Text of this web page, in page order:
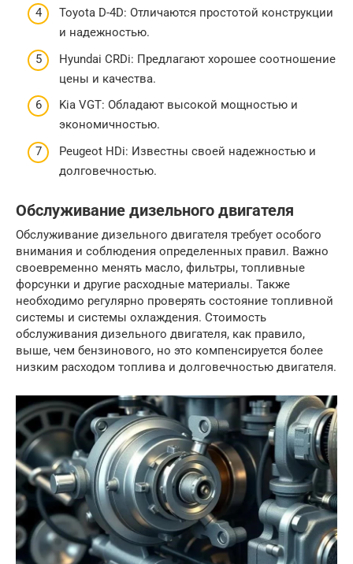
Toyota D-4D: Отличаются простотой конструкции
и надежностью.
Hyundai CRDi: Предлагают хорошее соотношение
цены и качества.
Kia VGT: Обладают высокой мощностью и
экономичностью.
Peugeot HDi: Известны своей надежностью и
долговечностью.
Обслуживание дизельного двигателя
Обслуживание дизельного двигателя требует особого
внимания и соблюдения определенных правил. Важно
своевременно менять масло, фильтры, топливные
форсунки и другие расходные материалы. Также
необходимо регулярно проверять состояние топливной
системы и системы охлаждения. Стоимость
обслуживания дизельного двигателя, как правило,
выше, чем бензинового, но это компенсируется более
низким расходом топлива и долговечностью двигателя.